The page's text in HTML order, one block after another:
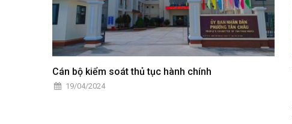
Cán bộ kiểm soát thủ tục hành chính
19/04/2024